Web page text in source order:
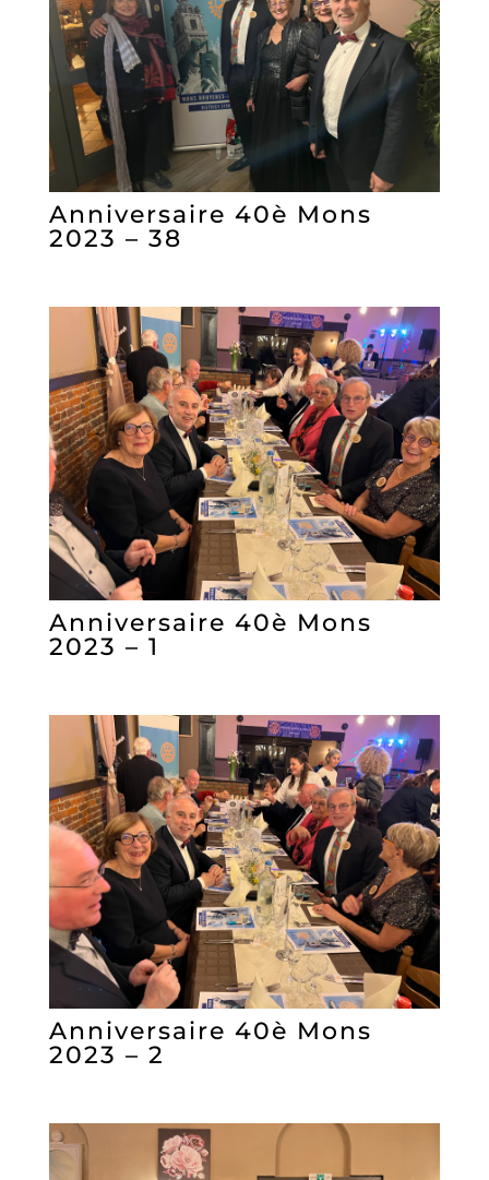
Anniversaire 40è Mons
2023 – 38
Anniversaire 40è Mons
2023 – 1
Anniversaire 40è Mons
2023 – 2